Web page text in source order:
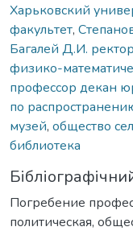
Харьковский
факультет,
Багалей Д.И. ректор
физико-
профессор декан
по
музей, общество
библиотека
Погребение
политическая,